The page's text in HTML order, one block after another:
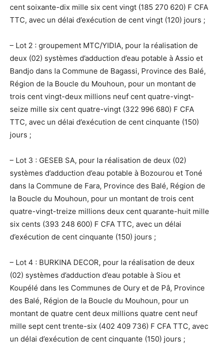
cent soixante-dix mille six cent vingt (185 270 620) F CFA
TTC, avec un délai d’exécution de cent vingt (120) jours ;
– Lot 2 : groupement MTC/YIDIA, pour la réalisation de
deux (02) systèmes d’adduction d’eau potable à Assio et
Bandjo dans la Commune de Bagassi, Province des Balé,
Région de la Boucle du Mouhoun, pour un montant de
trois cent vingt-deux millions neuf cent quatre-vingt-
seize mille six cent quatre-vingt (322 996 680) F CFA
TTC, avec un délai d’exécution de cent cinquante (150)
jours ;
– Lot 3 : GESEB SA, pour la réalisation de deux (02)
systèmes d’adduction d’eau potable à Bozourou et Toné
dans la Commune de Fara, Province des Balé, Région de
la Boucle du Mouhoun, pour un montant de trois cent
quatre-vingt-treize millions deux cent quarante-huit mille
six cents (393 248 600) F CFA TTC, avec un délai
d’exécution de cent cinquante (150) jours ;
– Lot 4 : BURKINA DECOR, pour la réalisation de deux
(02) systèmes d’adduction d’eau potable à Siou et
Koupélé dans les Communes de Oury et de Pâ, Province
des Balé, Région de la Boucle du Mouhoun, pour un
montant de quatre cent deux millions quatre cent neuf
mille sept cent trente-six (402 409 736) F CFA TTC, avec
un délai d’exécution de cent cinquante (150) jours ;